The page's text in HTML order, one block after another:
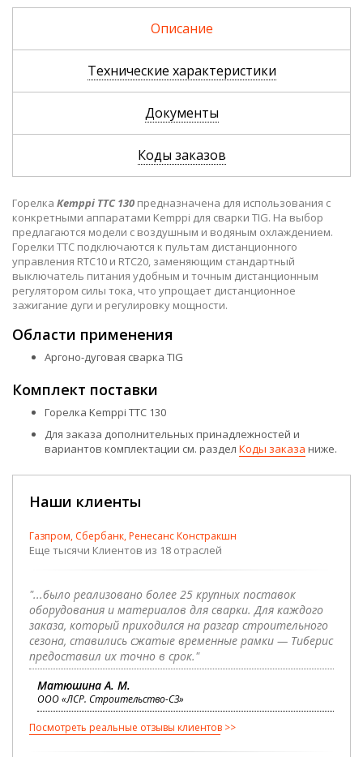
Описание
Технические характеристики
Документы
Коды заказов
Горелка Kemppi TTC 130 предназначена для использования с
конкретными аппаратами Kemppi для сварки TIG. На выбор
предлагаются модели с воздушным и водяным охлаждением.
Горелки TTC подключаются к пультам дистанционного
управления RTC10 и RTC20, заменяющим стандартный
выключатель питания удобным и точным дистанционным
регулятором силы тока, что упрощает дистанционное
зажигание дуги и регулировку мощности.
Области применения
Аргоно-дуговая сварка TIG
Комплект поставки
Горелка Kemppi TTC 130
Для заказа дополнительных принадлежностей и
вариантов комплектации см. раздел Коды заказа ниже.
Наши клиенты
Газпром, Сбербанк, Ренесанс Констракшн
Еще тысячи Клиентов из 18 отраслей
"...было реализовано более 25 крупных поставок
оборудования и материалов для сварки. Для каждого
заказа, который приходился на разгар строительного
сезона, ставились сжатые временные рамки — Тиберис
предоставил их точно в срок."
Матюшина А. М.
ООО «ЛСР. Строительство-СЗ»
Посмотреть реальные отзывы клиентов